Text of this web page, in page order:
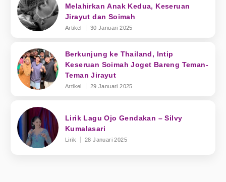
Melahirkan Anak Kedua, Keseruan
Jirayut dan Soimah
Artikel 30 Januari 2025
Berkunjung ke Thailand, Intip
Keseruan Soimah Joget Bareng Teman-
Teman Jirayut
Artikel 29 Januari 2025
Lirik Lagu Ojo Gendakan – Silvy
Kumalasari
Lirik 28 Januari 2025